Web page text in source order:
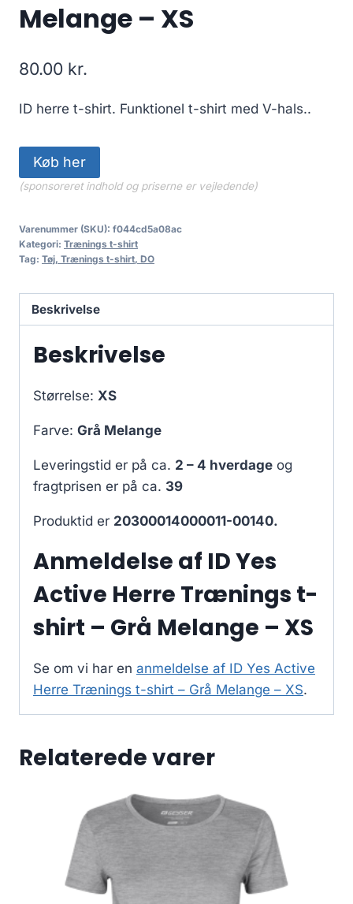
Melange – XS
80.00 kr.
ID herre t-shirt. Funktionel t-shirt med V-hals..
Køb her
(sponsoreret indhold og priserne er vejledende)
Varenummer (SKU): f044cd5a08ac
Kategori: Trænings t-shirt
Tag: Tøj, Trænings t-shirt, DO
Beskrivelse
Beskrivelse
Størrelse: XS
Farve: Grå Melange
Leveringstid er på ca. 2 – 4 hverdage og
fragtprisen er på ca. 39
Produktid er 20300014000011-00140.
Anmeldelse af ID Yes
Active Herre Trænings t-
shirt – Grå Melange – XS
Se om vi har en anmeldelse af ID Yes Active
Herre Trænings t-shirt – Grå Melange – XS.
Relaterede varer